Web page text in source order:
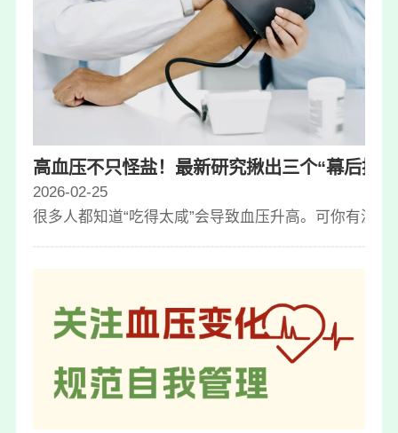
高血压不只怪盐！最新研究揪出三个“幕后推
2026-02-25
很多人都知道“吃得太咸”会导致血压升高。可你有没